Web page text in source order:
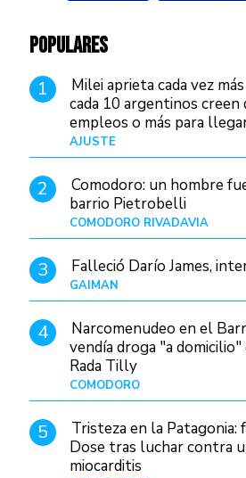
POPULARES
1
Milei aprieta cada vez
cada 10 argentinos creen
empleos o más para
AJUSTE
2
Comodoro: un hombre
barrio Pietrobelli
COMODORO RIVADAVIA
3 Falleció Darío James,
GAIMAN
4
Narcomenudeo en el
vendía droga "a
Rada Tilly
COMODORO
5
Tristeza en la Patagonia:
Dose tras luchar contra
miocarditis